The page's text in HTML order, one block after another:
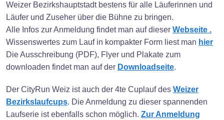
Weizer Bezirkshauptstadt bestens für alle Läuferinnen und
Läufer und Zuseher über die Bühne zu bringen.
Alle Infos zur Anmeldung findet man auf dieser Webseite .
Wissenswertes zum Lauf in kompakter Form liest man hier
Die Ausschreibung (PDF), Flyer und Plakate zum
downloaden findet man auf der Downloadseite.
Der CityRun Weiz ist auch der 4te Cuplauf des Weizer
Bezirkslaufcups. Die Anmeldung zu dieser spannenden
Laufserie ist ebenfalls schon möglich. Zur Anmeldung